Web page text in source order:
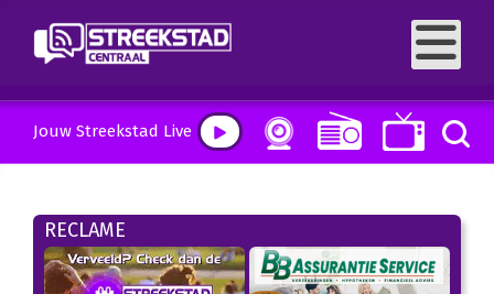
Jouw Streekstad Live
RECLAME